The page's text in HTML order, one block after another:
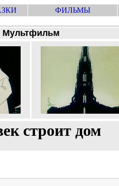
ФИЛЬМЫ
Мультфильм
строит дом